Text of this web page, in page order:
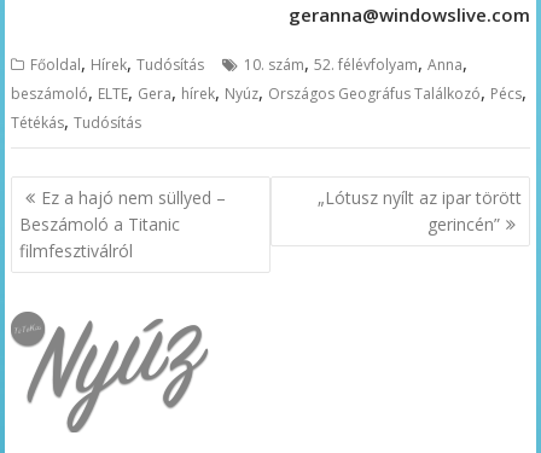
geranna@windowslive.com
Főoldal, Hírek,Tudósítás 10. szám,52. félévfolyam,Anna,
beszámoló, ELTE, Gera, hírek, Nyúz, Országos Geográfus Találkozó, Pécs,
Tétékás,Tudósítás
Bejegyzés
navigáció
Ez a hajó nem süllyed –
Beszámoló a Titanic
filmfesztiválról
„Lótusz nyílt az ipar törött
gerincén”